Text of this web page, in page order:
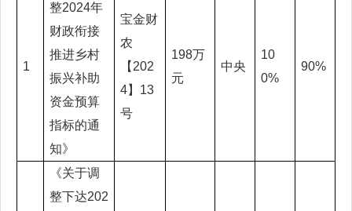
1
整2024年
财政衔接
推进乡村
振兴补助
资金预算
指标的通
知》
宝金财
农
【202
4】13
号
198万
元
中央
10
0%
90%
《关于调
整下达202